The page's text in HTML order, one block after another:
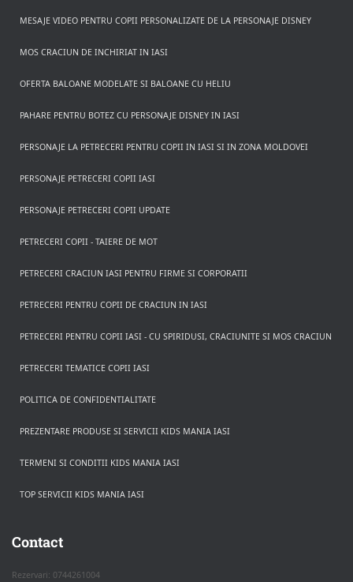
MESAJE VIDEO PENTRU COPII PERSONALIZATE DE LA PERSONAJE DISNEY
MOS CRACIUN DE INCHIRIAT IN IASI
OFERTA BALOANE MODELATE SI BALOANE CU HELIU
PAHARE PENTRU BOTEZ CU PERSONAJE DISNEY IN IASI
PERSONAJE LA PETRECERI PENTRU COPII IN IASI SI IN ZONA MOLDOVEI
PERSONAJE PETRECERI COPII IASI
PERSONAJE PETRECERI COPII UPDATE
PETRECERI COPII - TAIERE DE MOT
PETRECERI CRACIUN IASI PENTRU FIRME SI CORPORATII
PETRECERI PENTRU COPII DE CRACIUN IN IASI
PETRECERI PENTRU COPII IASI - CU SPIRIDUSI, CRACIUNITE SI MOS CRACIUN
PETRECERI TEMATICE COPII IASI
POLITICA DE CONFIDENTIALITATE
PREZENTARE PRODUSE SI SERVICII KIDS MANIA IASI
TERMENI SI CONDITII KIDS MANIA IASI
TOP SERVICII KIDS MANIA IASI
Contact
Rezervari: 0744261004
Apasa pe o categorie ca sa vezi serviciile.